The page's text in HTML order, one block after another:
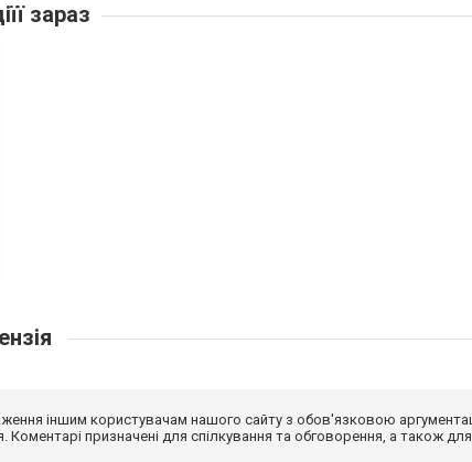
зараз
іншим користувачам нашого сайту з обов'язковою
призначені для спілкування та обговорення, а також для